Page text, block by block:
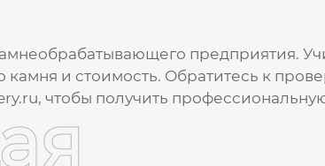
предприятия.
камня и стоимость. Обратитесь к
, чтобы получить